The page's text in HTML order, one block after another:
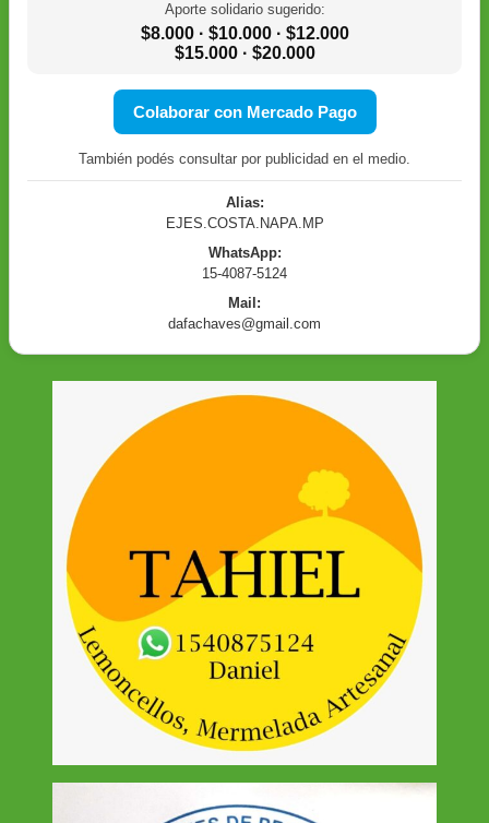
Aporte solidario sugerido:
$8.000 · $10.000 · $12.000
$15.000 · $20.000
Colaborar con Mercado Pago
También podés consultar por publicidad en el medio.
Alias:
EJES.COSTA.NAPA.MP
WhatsApp:
15-4087-5124
Mail:
dafachaves@gmail.com